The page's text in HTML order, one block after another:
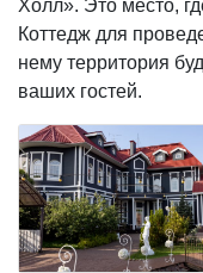
Холл». Это место,
Коттедж для
нему территория
ваших гостей.